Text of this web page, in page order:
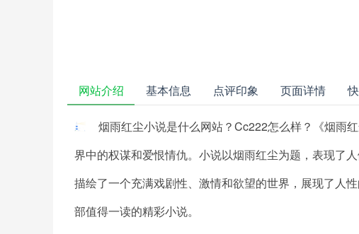
网站介绍 基本信息 点评印象 页面详情
烟雨红尘小说是什么网站？Cc222怎么样？《烟雨
界中的权谋和爱恨情仇。小说以烟雨红尘为题，表现了
描绘了一个充满戏剧性、激情和欲望的世界，展现了人
部值得一读的精彩小说。